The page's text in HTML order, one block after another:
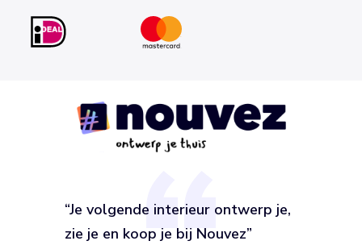
“Je volgende interieur ontwerp je,
zie je en koop je bij Nouvez”